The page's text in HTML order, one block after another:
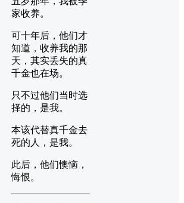
家收养。
可十年后，他们才
知道，收养我的那
天，其实丢失的真
千金也在场。
只不过他们当时选
择的，是我。
本该代替真千金去
死的人，是我。
此后，他们懊恼，
悔恨。